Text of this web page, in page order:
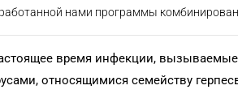
нами программы
время инфекции,
относящимися семейству